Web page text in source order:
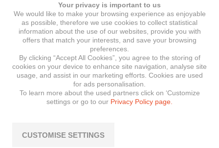
Your privacy is important to us
We would like to make your browsing experience as enjoyable
as possible, therefore we use cookies to collect statistical
information about the use of our websites, provide you with
offers that match your interests, and save your browsing
preferences.
By clicking “Accept All Cookies”, you agree to the storing of
cookies on your device to enhance site navigation, analyse site
usage, and assist in our marketing efforts. Cookies are used
for ads personalisation.
To learn more about the used partners click on ‘Customize
settings or go to our Privacy Policy page.
CUSTOMISE SETTINGS